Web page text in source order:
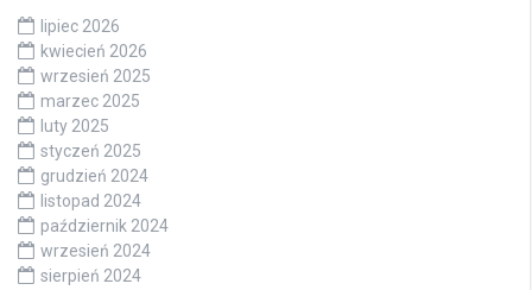
lipiec 2026
kwiecień 2026
wrzesień 2025
marzec 2025
luty 2025
styczeń 2025
grudzień 2024
listopad 2024
październik 2024
wrzesień 2024
sierpień 2024